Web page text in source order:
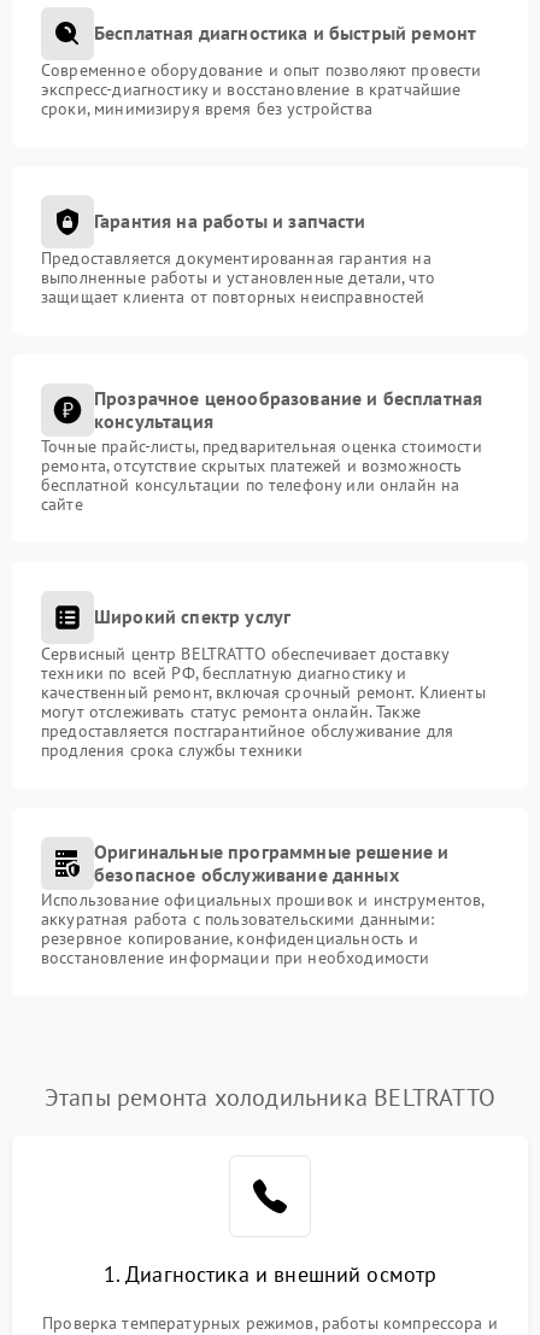
Бесплатная диагностика и быстрый ремонт
Современное оборудование и опыт позволяют провести
экспресс-диагностику и восстановление в кратчайшие
сроки, минимизируя время без устройства
Гарантия на работы и запчасти
Предоставляется документированная гарантия на
выполненные работы и установленные детали, что
защищает клиента от повторных неисправностей
Прозрачное ценообразование и бесплатная
консультация
Точные прайс-листы, предварительная оценка стоимости
ремонта, отсутствие скрытых платежей и возможность
бесплатной консультации по телефону или онлайн на
сайте
Широкий спектр услуг
Сервисный центр BELTRATTO обеспечивает доставку
техники по всей РФ, бесплатную диагностику и
качественный ремонт, включая срочный ремонт. Клиенты
могут отслеживать статус ремонта онлайн. Также
предоставляется постгарантийное обслуживание для
продления срока службы техники
Оригинальные программные решение и
безопасное обслуживание данных
Использование официальных прошивок и инструментов,
аккуратная работа с пользовательскими данными:
резервное копирование, конфиденциальность и
восстановление информации при необходимости
Этапы ремонта холодильника BELTRATTO
1. Диагностика и внешний осмотр
Проверка температурных режимов, работы компрессора и